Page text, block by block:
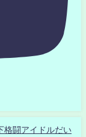
闘アイドルだい